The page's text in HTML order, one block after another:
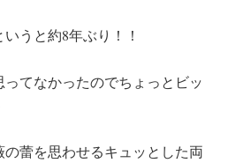
うと約8年ぶり！！
てなかったのでちょっとビッ
蕾を思わせるキュッとした両